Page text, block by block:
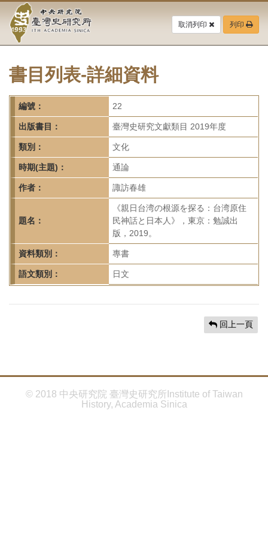
要
中
央
研
究
院-
臺
灣
史
研
究
所-
首
頁
取消列印 列印
書目列表-詳細資料
編號： 22
出版書目： 臺灣史研究文獻類目 2019年度
類別： 文化
時期(主題)： 通論
作者： 諏訪春雄
題名：
《親日台湾の根源を探る：台湾原住
民神話と日本人》，東京：勉誠出
版，2019。
資料類別： 專書
語文類別： 日文
回上一頁
© 2018 中央研究院 臺灣史研究所Institute of Taiwan
History, Academia Sinica